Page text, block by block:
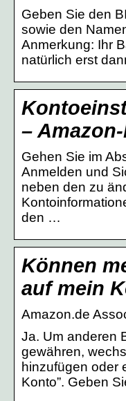
Geben Sie den
sowie den
Anmerkung: Ihr
natürlich erst
–
Gehen Sie im
Anmelden und
neben den zu
den …
Können
auf mein
Amazon.de
Ja. Um anderen
gewähren,
hinzufügen oder
Konto”. Geben